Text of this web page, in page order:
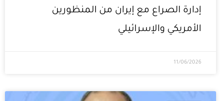
إدارة الصراع مع إيران من المنظورين
الأمريكي والإسرائيلي
11/06/2026